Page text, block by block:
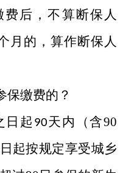
费后，不算断保人
月的，算作断保人
保缴费的？
日起 90天内（含90
起按规定享受城乡